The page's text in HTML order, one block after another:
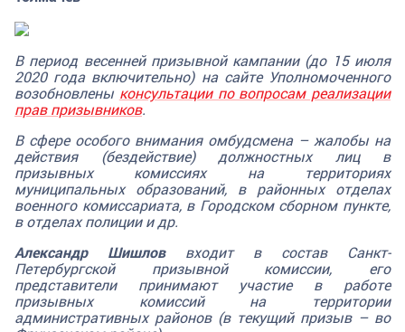
В период весенней призывной кампании (до 15 июля
2020 года включительно) на сайте Уполномоченного
возобновлены консультации по вопросам реализации
прав призывников.
В сфере особого внимания омбудсмена – жалобы на
действия (бездействие) должностных лиц в
призывных комиссиях на территориях
муниципальных образований, в районных отделах
военного комиссариата, в Городском сборном пункте,
в отделах полиции и др.
Александр Шишловвходит в состав Санкт-
Петербургской призывной комиссии, его
представители принимают участие в работе
призывных комиссий на территории
административных районов (в текущий призыв – во